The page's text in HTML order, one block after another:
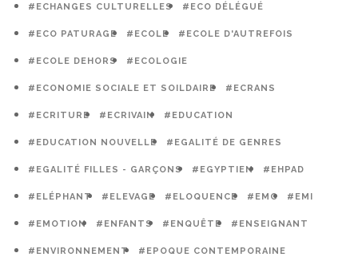
#ECHANGES CULTURELLES #ECO DÉLÉGUÉ
#ECO PATURAGE #ECOLE #ECOLE D'AUTREFOIS
#ECOLE DEHORS #ECOLOGIE
#ECONOMIE SOCIALE ET SOILDAIRE #ECRANS
#ECRITURE #ECRIVAIN #EDUCATION
#EDUCATION NOUVELLE #EGALITÉ DE GENRES
#EGALITÉ FILLES - GARÇONS #EGYPTIEN #EHPAD
#ELÉPHANT #ELEVAGE #ELOQUENCE #EMC #EMI
#EMOTION #ENFANTS #ENQUÊTE #ENSEIGNANT
#ENVIRONNEMENT #EPOQUE CONTEMPORAINE